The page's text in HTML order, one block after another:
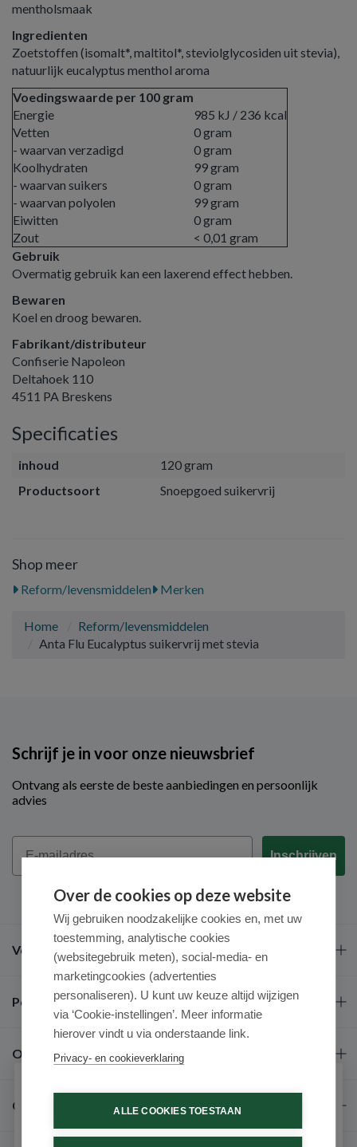
mentholsmaak
Ingredienten
Zoetstoffen (isomalt*, maltitol*, steviolglycosiden uit stevia),
natuurlijk eucalyptus menthol aroma
Voedingswaarde per 100 gram
Energie
985 kJ / 236 kcal
Vetten
0 gram
- waarvan verzadigd
0 gram
Koolhydraten
99 gram
- waarvan suikers
0 gram
- waarvan polyolen
99 gram
Eiwitten
0 gram
Zout
< 0,01 gram
Gebruik
Overmatig gebruik kan een laxerend effect hebben.
Bewaren
Koel en droog bewaren.
Fabrikant/distributeur
Confiserie Napoleon
Deltahoek 110
4511 PA Breskens
Specificaties
inhoud
120 gram
Productsoort
Snoepgoed suikervrij
Shop meer
Reform/levensmiddelen Merken
Home
Reform/levensmiddelen
Anta Flu Eucalyptus suikervrij met stevia
Schrijf je in voor onze nieuwsbrief
Ontvang als eerste de beste aanbiedingen en persoonlijk
advies
Email
Inschrijven
Veel gestelde vragen
Populaire merken
Over ons
Contact
Over de cookies op deze website
Wij gebruiken noodzakelijke cookies en, met uw
toestemming, analytische cookies
(websitegebruik meten), social-media- en
marketingcookies (advertenties
personaliseren). U kunt uw keuze altijd wijzigen
via ‘Cookie-instellingen’. Meer informatie
hierover vindt u via onderstaande link.
Privacy- en cookieverklaring
ALLE COOKIES TOESTAAN
Schrijf je in voor onze nieuwsbrief
Ontvang als eerste de beste aanbiedingen en persoonlijk
advies